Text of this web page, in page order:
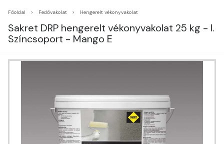
Főoldal Fedővakolat Hengerelt vékonyvakolat
Sakret DRP hengerelt vékonyvakolat 25 kg - I.
Színcsoport - Mango E